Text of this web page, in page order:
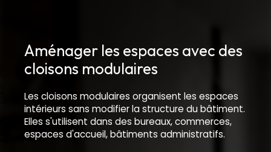
Aménager les espaces avec des
cloisons modulaires
Les cloisons modulaires organisent les espaces
intérieurs sans modifier la structure du bâtiment.
Elles s'utilisent dans des bureaux, commerces,
espaces d'accueil, bâtiments administratifs.